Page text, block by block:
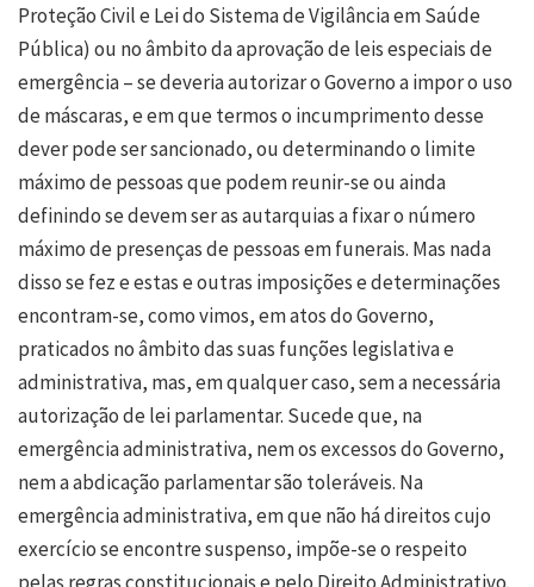
Proteção Civil e Lei do Sistema de Vigilância em Saúde
Pública) ou no âmbito da aprovação de leis especiais de
emergência – se deveria autorizar o Governo a impor o uso
de máscaras, e em que termos o incumprimento desse
dever pode ser sancionado, ou determinando o limite
máximo de pessoas que podem reunir-se ou ainda
definindo se devem ser as autarquias a fixar o número
máximo de presenças de pessoas em funerais. Mas nada
disso se fez e estas e outras imposições e determinações
encontram-se, como vimos, em atos do Governo,
praticados no âmbito das suas funções legislativa e
administrativa, mas, em qualquer caso, sem a necessária
autorização de lei parlamentar. Sucede que, na
emergência administrativa, nem os excessos do Governo,
nem a abdicação parlamentar são toleráveis. Na
emergência administrativa, em que não há direitos cujo
exercício se encontre suspenso, impõe-se o respeito